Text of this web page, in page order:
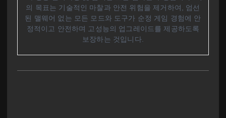
의 목표는 기술적인 마찰과 안전 위험을 제거하여, 엄선
된 맬웨어 없는 모든 모드와 도구가 순정 게임 경험에 안
정적이고 안전하며 고성능의 업그레이드를 제공하도록
보장하는 것입니다.